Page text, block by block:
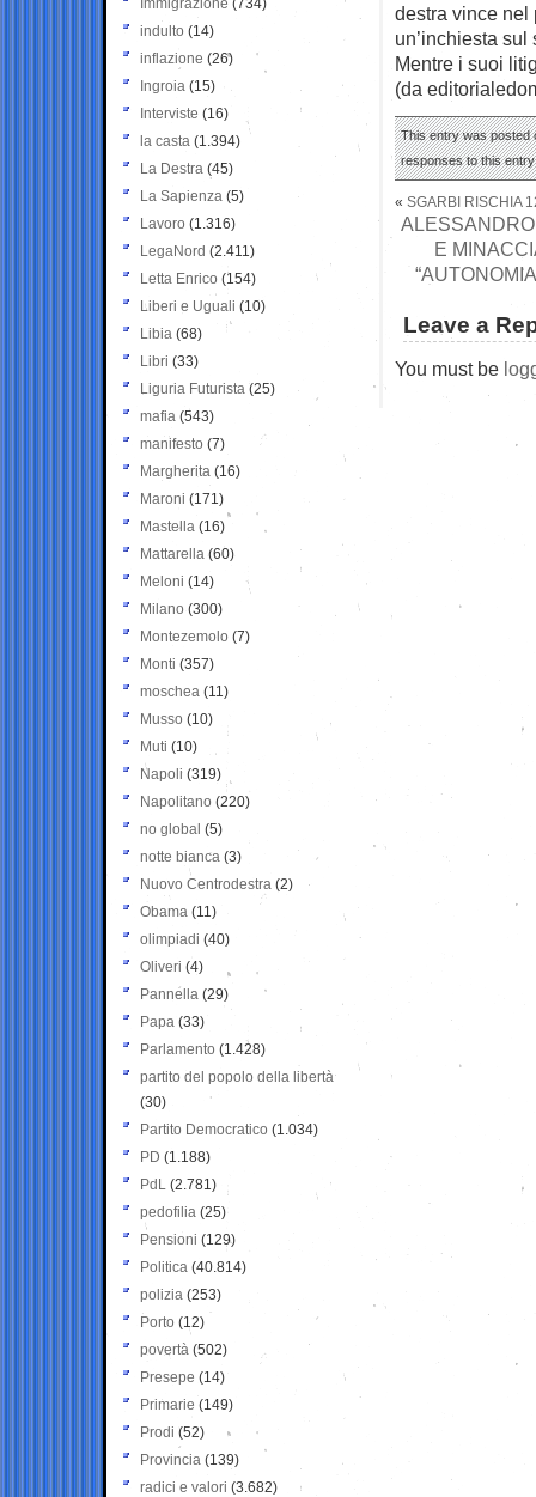
destra vince nel
un’inchiesta
Mentre i suoi
(da
This entry was posted
responses to this
« SGARBI RISCHIA
E
Leave a
You must be
Immigrazione (734)
indulto (14)
inflazione (26)
Ingroia (15)
Interviste (16)
la casta (1.394)
La Destra (45)
La Sapienza (5)
Lavoro (1.316)
LegaNord (2.411)
Letta Enrico (154)
Liberi e Uguali (10)
Libia (68)
Libri (33)
Liguria Futurista (25)
mafia (543)
manifesto (7)
Margherita (16)
Maroni (171)
Mastella (16)
Mattarella (60)
Meloni (14)
Milano (300)
Montezemolo (7)
Monti (357)
moschea (11)
Musso (10)
Muti (10)
Napoli (319)
Napolitano (220)
no global (5)
notte bianca (3)
Nuovo Centrodestra (2)
Obama (11)
olimpiadi (40)
Oliveri (4)
Pannella (29)
Papa (33)
Parlamento (1.428)
partito del popolo della libertà
(30)
Partito Democratico (1.034)
PD (1.188)
PdL (2.781)
pedofilia (25)
Pensioni (129)
Politica (40.814)
polizia (253)
Porto (12)
povertà (502)
Presepe (14)
Primarie (149)
Prodi (52)
Provincia (139)
radici e valori (3.682)